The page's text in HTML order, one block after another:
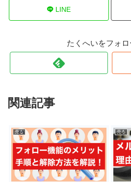
LINE
たくへいをフォロ
関連記事
売る 売る